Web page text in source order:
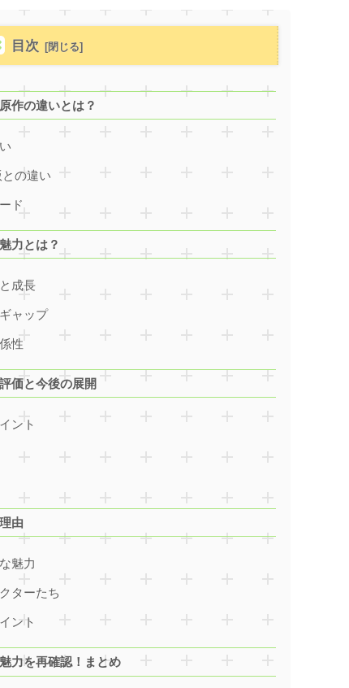
目次
作の違いとは？
の違い
ド
力とは？
成長
ャップ
性
価と今後の展開
ント
由
魅力
ターたち
ント
力を再確認！まとめ